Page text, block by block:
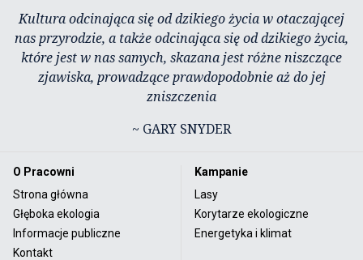
Kultura odcinająca się od dzikiego życia w otaczającej
nas przyrodzie, a także odcinająca się od dzikiego życia,
które jest w nas samych, skazana jest różne niszczące
zjawiska, prowadzące prawdopodobnie aż do jej
zniszczenia
~ GARY SNYDER
O Pracowni
Strona główna
Głęboka ekologia
Informacje publiczne
Kontakt
Kampanie
Lasy
Korytarze ekologiczne
Energetyka i klimat